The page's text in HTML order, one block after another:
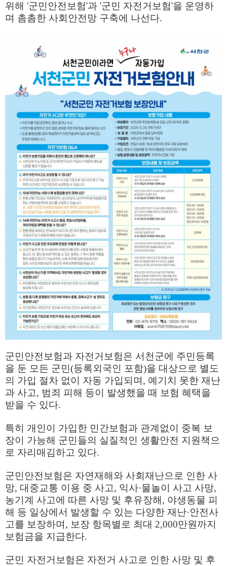
위해 '군민안전보험'과 '군민 자전거보험'을 운영하
며 촘촘한 사회안전망 구축에 나선다.
군민안전보험과 자전거보험은 서천군에 주민등록
을 둔 모든 군민(등록외국인 포함)을 대상으로 별도
의 가입 절차 없이 자동 가입되며 , 예기치 못한 재난
과 사고, 범죄 피해 등이 발생했을 때 보험 혜택을
받을 수 있다.
특히 개인이 가입한 민간보험과 관계없이 중복 보
장이 가능해 군민들의 실질적인 생활안전 지원책으
로 자리매김하고 있다.
군민안전보험은 자연재해와 사회재난으로 인한 사
망, 대중교통 이용 중 사고, 익사·물놀이 사고 사망,
농기계 사고에 따른 사망 및 후유장해 , 야생동물 피
해 등 일상에서 발생할 수 있는 다양한 재난·안전사
고를 보장하며 , 보장 항목별로 최대 2,000만원까지
보험금을 지급한다.
군민 자전거보험은 자전거 사고로 인한 사망 및 후